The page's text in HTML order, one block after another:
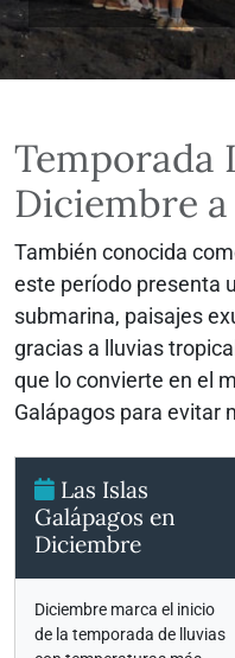
Temporada
Diciembre
También conocida
este período presenta
submarina, paisajes
gracias a lluvias
que lo convierte en el
Galápagos para evitar
Las Islas
Galápagos en
Diciembre
Diciembre marca el inicio
de la temporada de lluvias